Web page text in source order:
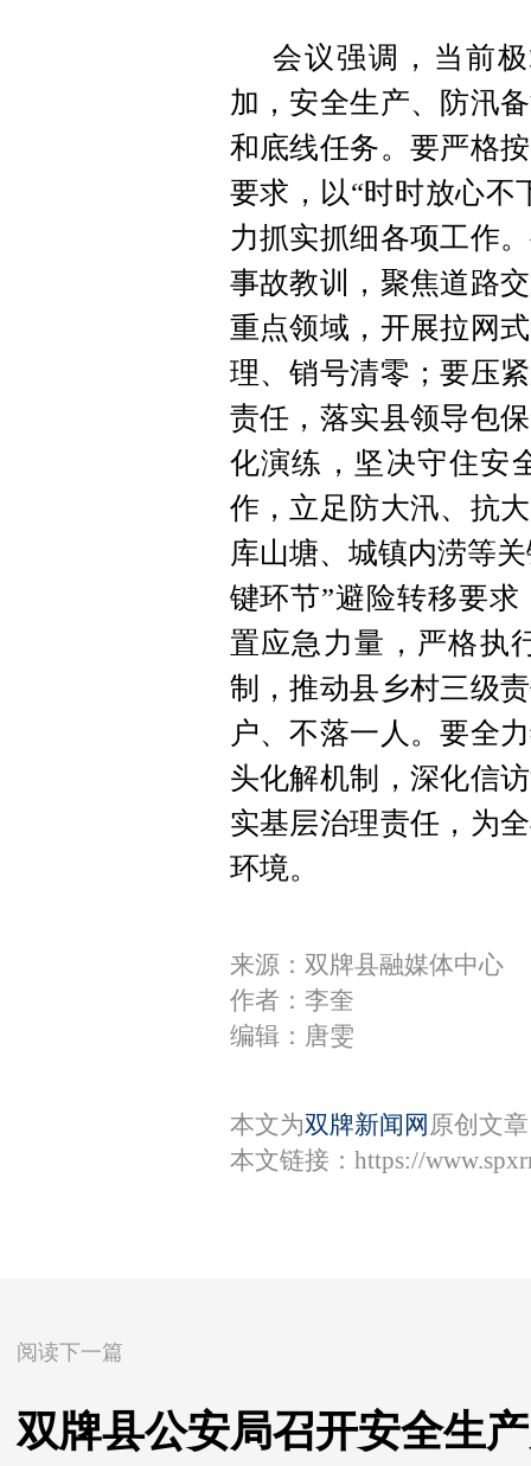
会议强调，当前
加，安全生产、防汛
和底线任务。要严格
要求，以“时时放心不
力抓实抓细各项工作
事故教训，聚焦道路
重点领域，开展拉网
理、销号清零；要压
责任，落实县领导包
化演练，坚决守住安
作，立足防大汛、抗
库山塘、城镇内涝等
键环节”避险转移要
置应急力量，严格执
制，推动县乡村三级
户、不落一人。要全
头化解机制，深化信
实基层治理责任，为
环境。
来源：双牌县融媒体中心
作者：李奎
编辑：唐雯
本文为双牌新闻网 原创文
本文链接： https://
阅读下一篇
双牌县公安局召开安全生